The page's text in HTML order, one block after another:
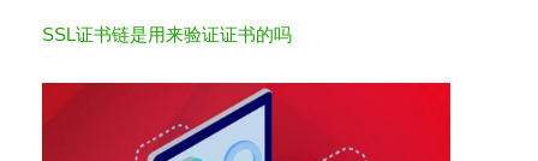
SSL证书链是用来验证证书的吗